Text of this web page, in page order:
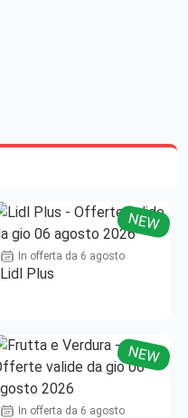
NEW
In offerta da 6 agosto
Lidl Plus
NEW
In offerta da 6 agosto